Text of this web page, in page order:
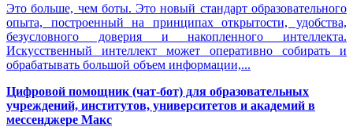
Это больше, чем боты. Это новый стандарт образовательного
опыта, построенный на принципах открытости, удобства,
безусловного доверия и накопленного интеллекта.
Искусственный интеллект может оперативно собирать и
обрабатывать большой объем информации,...
Цифровой помощник (чат-бот) для образовательных
учреждений, институтов, университетов и академий в
мессенджере Макс